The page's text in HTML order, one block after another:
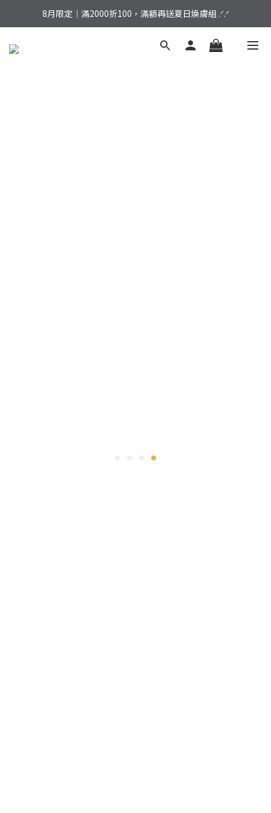
加入會員｜結帳立享 ７５折，首購免運再拿好禮！
8月限定｜滿2000折100，滿額再送夏日煥膚組 .ᐟ.ᐟ
加入會員｜結帳立享 ７５折，首購免運再拿好禮！